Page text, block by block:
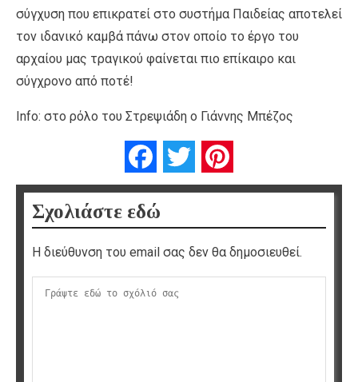
σύγχυση που επικρατεί στο συστήμα Παιδείας αποτελεί
τον ιδανικό καμβά πάνω στον οποίο το έργο του
αρχαίου μας τραγικού φαίνεται πιο επίκαιρο και
σύγχρονο από ποτέ!
Info: στο ρόλο του Στρεψιάδη ο Γιάννης Μπέζος
FacebookTwitter
Σχολιάστε εδώ
Η διεύθυνση του email σας δεν θα δημοσιευθεί.